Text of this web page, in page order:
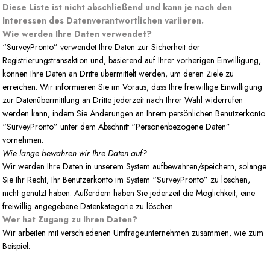
Diese Liste ist nicht abschließend und kann je nach den
Interessen des Datenverantwortlichen variieren.
Wie werden Ihre Daten verwendet?
“SurveyPronto” verwendet Ihre Daten zur Sicherheit der
Registrierungstransaktion und, basierend auf Ihrer vorherigen Einwilligung,
können Ihre Daten an Dritte übermittelt werden, um deren Ziele zu
erreichen. Wir informieren Sie im Voraus, dass Ihre freiwillige Einwilligung
zur Datenübermittlung an Dritte jederzeit nach Ihrer Wahl widerrufen
werden kann, indem Sie Änderungen an Ihrem persönlichen Benutzerkonto
“SurveyPronto” unter dem Abschnitt “Personenbezogene Daten”
vornehmen.
Wie lange bewahren wir Ihre Daten auf?
Wir werden Ihre Daten in unserem System aufbewahren/speichern, solange
Sie Ihr Recht, Ihr Benutzerkonto im System “SurveyPronto” zu löschen,
nicht genutzt haben. Außerdem haben Sie jederzeit die Möglichkeit, eine
freiwillig angegebene Datenkategorie zu löschen.
Wer hat Zugang zu Ihren Daten?
Wir arbeiten mit verschiedenen Umfrageunternehmen zusammen, wie zum
Beispiel: